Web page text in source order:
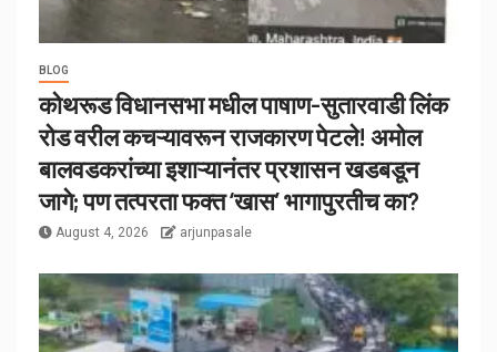
BLOG
कोथरूड विधानसभा मधील पाषाण-सुतारवाडी लिंक
रोड वरील कचऱ्यावरून राजकारण पेटले! अमोल
बालवडकरांच्या इशाऱ्यानंतर प्रशासन खडबडून
जागे; पण तत्परता फक्त ‘खास’ भागापुरतीच का?
August 4, 2026 arjunpasale